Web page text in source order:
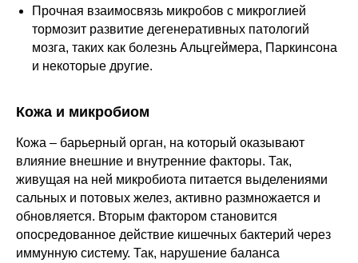
Прочная взаимосвязь микробов с микроглией
тормозит развитие дегенеративных патологий
мозга, таких как болезнь Альцгеймера, Паркинсона
и некоторые другие.
Кожа и микробиом
Кожа – барьерный орган, на который оказывают
влияние внешние и внутренние факторы. Так,
живущая на ней микробиота питается выделениями
сальных и потовых желез, активно размножается и
обновляется. Вторым фактором становится
опосредованное действие кишечных бактерий через
иммунную систему. Так, нарушение баланса